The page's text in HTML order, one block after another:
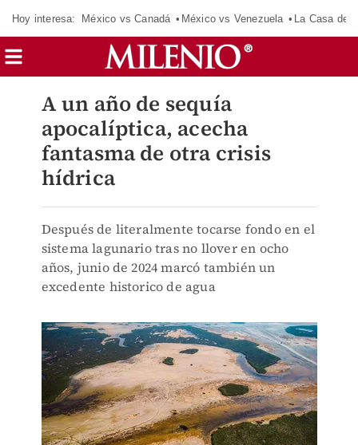
Hoy interesa: México vs Canadá México vs Venezuela La Casa de
A un año de sequía
apocalíptica, acecha
fantasma de otra crisis
hídrica
Después de literalmente tocarse fondo en el
sistema lagunario tras no llover en ocho
años, junio de 2024 marcó también un
excedente historico de agua